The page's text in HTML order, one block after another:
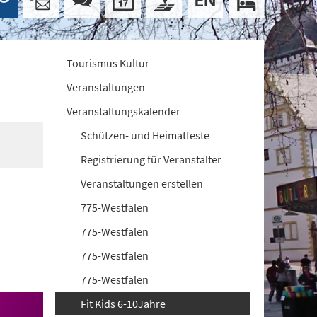
Tourismus Kultur
Veranstaltungen
Veranstaltungskalender
Schützen- und Heimatfeste
Registrierung für Veranstalter
Veranstaltungen erstellen
775-Westfalen
775-Westfalen
775-Westfalen
775-Westfalen
Fit Kids 6-10Jahre